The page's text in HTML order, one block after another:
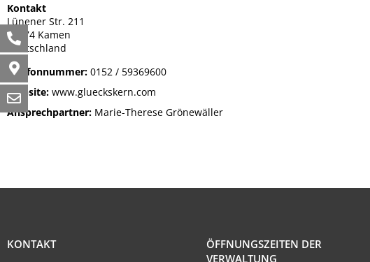
Kontakt
Lünener Str. 211
59174 Kamen
Deutschland
Telefonnummer: 0152 / 59369600
Website: www.glueckskern.com
Ansprechpartner: Marie-Therese Grönewäller
KONTAKT
ÖFFNUNGSZEITEN DER
VERWALTUNG